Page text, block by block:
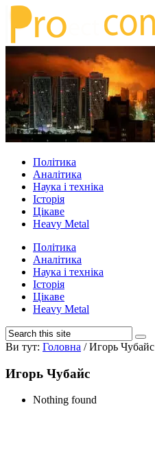
Політика
Аналітика
Наука і техніка
Історія
Цікаве
Heavy Metal
Політика
Аналітика
Наука і техніка
Історія
Цікаве
Heavy Metal
Ви тут: Головна /Игорь Чубайс
Игорь Чубайс
Nothing found